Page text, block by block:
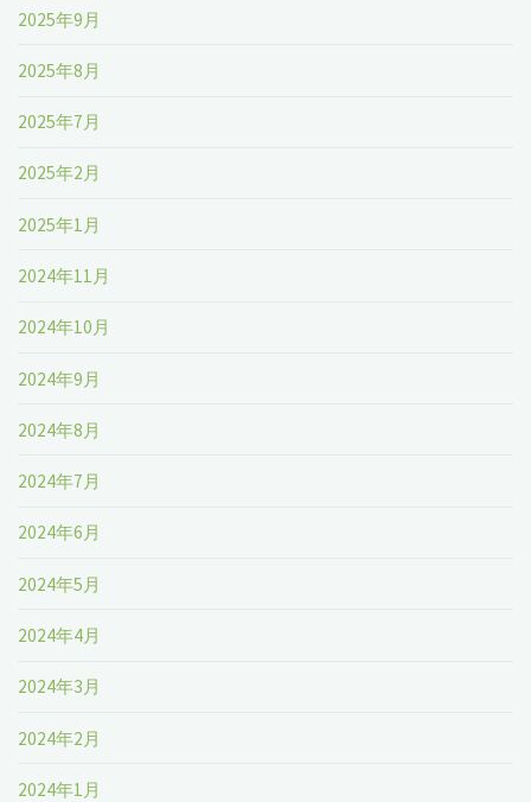
2025年9月
2025年8月
2025年7月
2025年2月
2025年1月
2024年11月
2024年10月
2024年9月
2024年8月
2024年7月
2024年6月
2024年5月
2024年4月
2024年3月
2024年2月
2024年1月